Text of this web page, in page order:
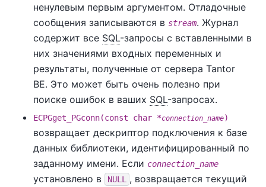
ненулевым первым аргументом. Отладочные
сообщения записываются в stream. Журнал
содержит все SQL-запросы с вставленными в
них значениями входных переменных и
результаты, полученные от сервера Tantor
BE. Это может быть очень полезно при
поиске ошибок в ваших SQL-запросах.
ECPGget_PGconn(const char *connection_name)
возвращает дескриптор подключения к базе
данных библиотеки, идентифицированный по
заданному имени. Если connection_name
установлено в NULL
, возвращается текущий